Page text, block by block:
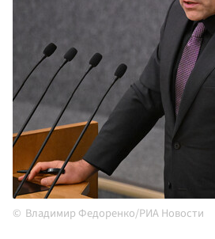
Владимир Федоренко/РИА Новости